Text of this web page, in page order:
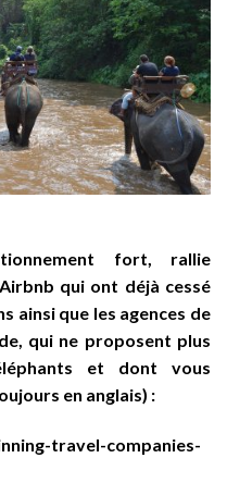
fort, rallie
qui ont déjà cessé
ainsi que les agences de
qui ne proposent plus
et dont vous
en anglais) :
travel-companies-